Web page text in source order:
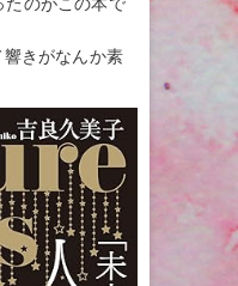
響きがなんか素